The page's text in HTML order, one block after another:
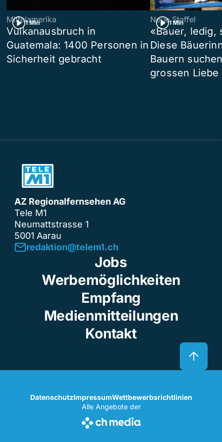
1 Min
Mittelamerika
Vulkanausbruch in
Guatemala: 1400 Personen in
Sicherheit gebracht
1 Min
Neue Staffel
«Bauer, ledig,
Diese
Bauern
grossen Liebe
AZ Regionalfernsehen AG
Tele M1
Neumattstrasse 1
5001 Aarau
redaktion@telem1.ch
Jobs
Werbemöglichkeiten
Empfang
Medienmitteilungen
Kontakt
DatenschutzImpressumWettbewerbsrichtlinien
Alle Angebote der